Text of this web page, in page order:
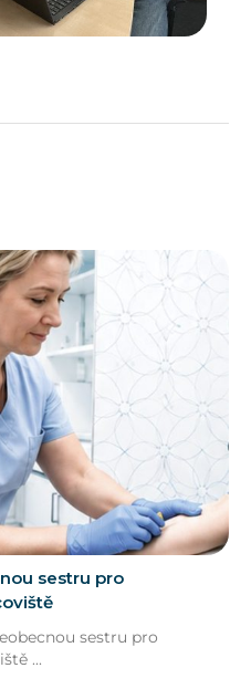
sestru pro
sestru pro
...